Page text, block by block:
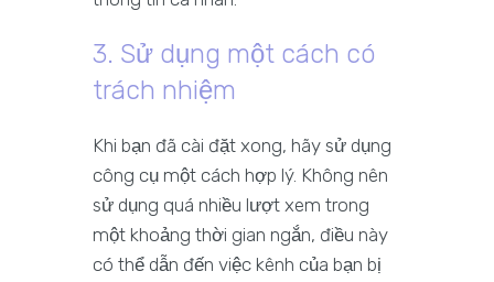
3. Sử dụng một cách có
trách nhiệm
Khi bạn đã cài đặt xong, hãy sử dụng
công cụ một cách hợp lý. Không nên
sử dụng quá nhiều lượt xem trong
một khoảng thời gian ngắn, điều này
có thể dẫn đến việc kênh của bạn bị